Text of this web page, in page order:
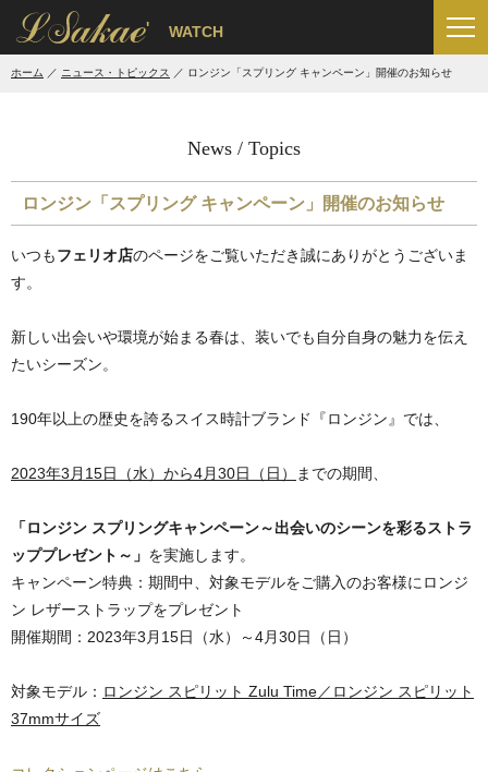
' WATCH
ホーム ニュース・トピックス ロンジン「スプリング キャンペーン」開催のお知らせ
News / Topics
ロンジン「スプリング キャンペーン」開催のお知らせ
いつもフェリオ店のページをご覧いただき誠にありがとうございま
す。
新しい出会いや環境が始まる春は、装いでも自分自身の魅力を伝え
たいシーズン。
190年以上の歴史を誇るスイス時計ブランド『ロンジン』では、
2023年3月15日（水）から4月30日（日） までの期間、
「ロンジン スプリングキャンペーン～出会いのシーンを彩るストラ
ッププレゼント～」 を実施します。
キャンペーン特典：期間中、対象モデルをご購入のお客様にロンジ
ン レザーストラップをプレゼント
開催期間：2023年3月15日（水）～4月30日（日）
対象モデル： ロンジン スピリット Zulu Time／ロンジン スピリット
37mmサイズ